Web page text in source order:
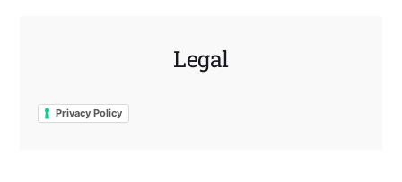
Legal
Privacy Policy